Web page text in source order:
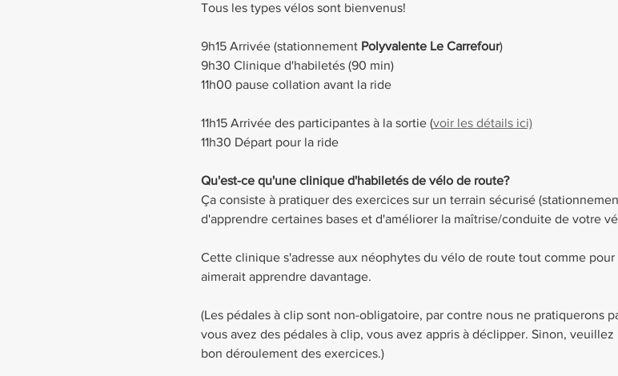
Tous les types vélos sont bienvenus!
9h15 Arrivée (stationnement Polyvalente Le Carrefour)
9h30 Clinique d'habiletés (90 min)
11h00 pause collation avant la ride
11h15 Arrivée des participantes à la sortie (voir les détails ici)
11h30 Départ pour la ride
Qu'est-ce qu'une clinique d'habiletés de vélo de route?
Ça consiste à pratiquer des exercices sur un terrain sécurisé
d'apprendre certaines bases et d'améliorer la maîtrise/conduite de votre
Cette clinique s'adresse aux néophytes du vélo de route tout comme
aimerait apprendre davantage.
(Les pédales à clip sont non-obligatoire, par contre nous ne pratiquerons
vous avez des pédales à clip, vous avez appris à déclipper. Sinon,
bon déroulement des exercices.)